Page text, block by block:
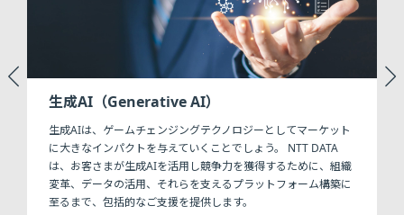
生成AI（Generative AI）
生成AIは、ゲームチェンジングテクノロジーとしてマーケット
に大きなインパクトを与えていくことでしょう。 NTT DATA
は、お客さまが生成AIを活用し競争力を獲得するために、組織
変革、データの活用、それらを支えるプラットフォーム構築に
至るまで、包括的なご支援を提供します。